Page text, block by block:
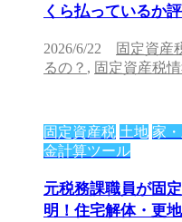
くら払っているか
2026/6/22
固定資産
るの？ , 固定資産税
固定資産税 土地 家
金計算ツール
元税務課職員が固
明！住宅解体・更